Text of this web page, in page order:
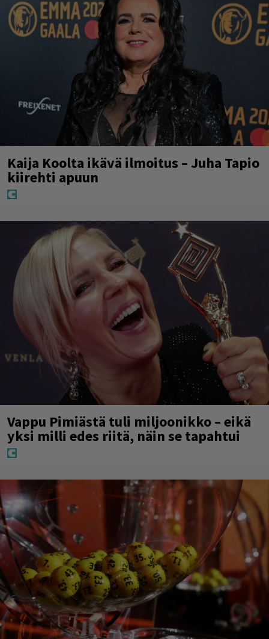
Kaija Koolta ikävä ilmoitus – Juha Tapio
kiirehti apuun
Vappu Pimiästä tuli miljoonikko – eikä
yksi milli edes riitä, näin se tapahtui